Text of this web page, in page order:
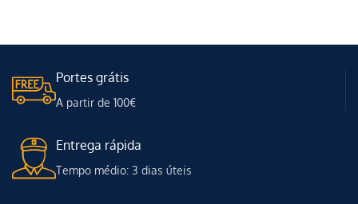
Portes grátis
A partir de 100€
Entrega rápida
Tempo médio: 3 dias úteis